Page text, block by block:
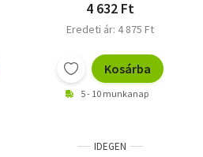
4 632 Ft
Eredeti ár: 4 875 Ft
Kosárba
5 - 10 munkanap
IDEGEN